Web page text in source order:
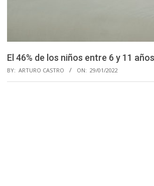
El 46% de los niños entre 6 y 11
BY: ARTURO CASTRO ON: 29/01/2022